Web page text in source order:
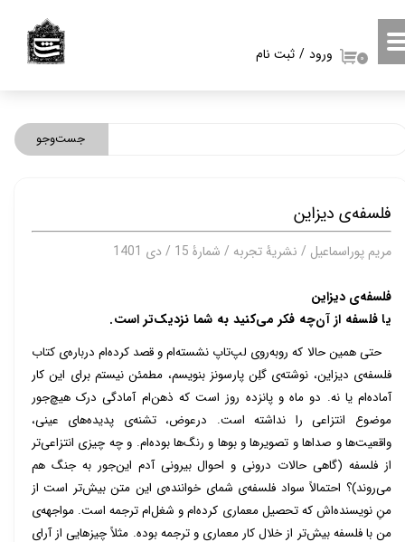
ورود / ثبت نام
حساب کاربری من
۰
فلسفه‌ی دیزاین
مریم پوراسماعیل / نشریۀ تجربه / شمارۀ 15 / دی 1401
فلسفه‌ی دیزاین
یا فلسفه از آن‌چه فکر می‌کنید به شما نزدیک‌تر است.
حتی همین حالا که روبه‌روی لپ‌تاپ نشسته‌ام و قصد کرده‌ام درباره‌ی کتاب
فلسفه‌ی دیزاین، نوشته‌ی گلِن پارسونز بنویسم، مطمئن نیستم برای این کار
آماده‌ام یا نه. دو ماه و پانزده روز است که ذهن‌ام آمادگی درک هیچ‌جور
موضوع انتزاعی را نداشته است. درعوض، تشنه‌ی پدیده‌های عینی،
واقعیت‌ها و صداها و تصویرها و بوها و رنگ‌ها بوده‌ام. و چه چیزی انتزاعی‌تر
از فلسفه (گاهی حالات درونی و احوال بیرونی آدم این‌جور به جنگ هم
می‌روند)؟ احتمالاً سواد فلسفه‌ی شمای خواننده‌ی این متن بیش‌تر است از
منِ نویسنده‌اش که تحصیل معماری کرده‌ام و شغل‌ام ترجمه است. مواجهه‌ی
من با فلسفه بیش‌تر از خلال کار معماری و ترجمه بوده. مثلاً چیزهایی از آرای
جست‌وجو